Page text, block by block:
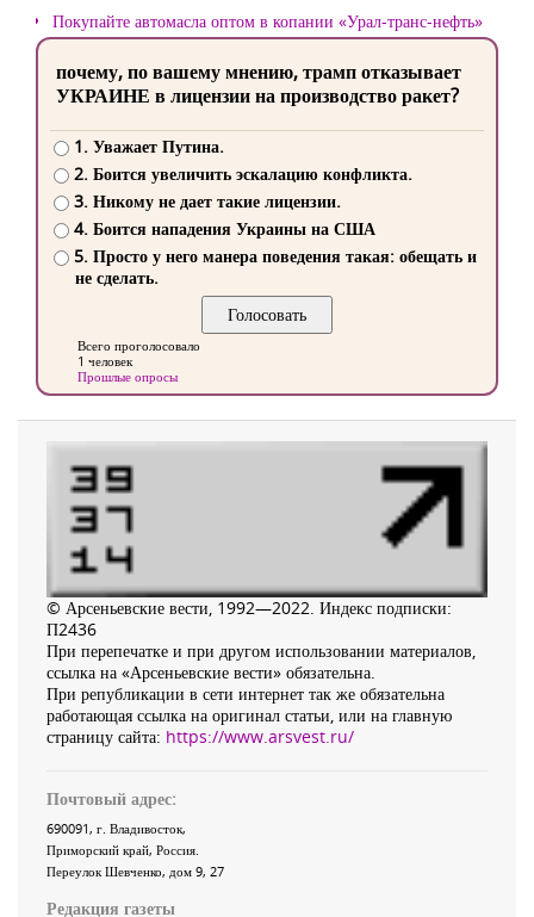
Покупайте автомасла оптом в копании «Урал-транс-нефть»
почему, по вашему мнению, трамп отказывает
УКРАИНЕ в лицензии на производство ракет?
1. Уважает Путина.
2. Боится увеличить эскалацию конфликта.
3. Никому не дает такие лицензии.
4. Боится нападения Украины на США
5. Просто у него манера поведения такая: обещать и
не сделать.
Всего проголосовало
1 человек
Прошлые опросы
© Арсеньевские вести, 1992—2022. Индекс подписки:
П2436
При перепечатке и при другом использовании материалов,
ссылка на «Арсеньевские вести» обязательна.
При републикации в сети интернет так же обязательна
работающая ссылка на оригинал статьи, или на главную
страницу сайта: https://www.arsvest.ru/
Почтовый адрес:
690091, г. Владивосток,
Приморский край, Россия
Переулок Шевченко, дом 9, 27
Редакция газеты